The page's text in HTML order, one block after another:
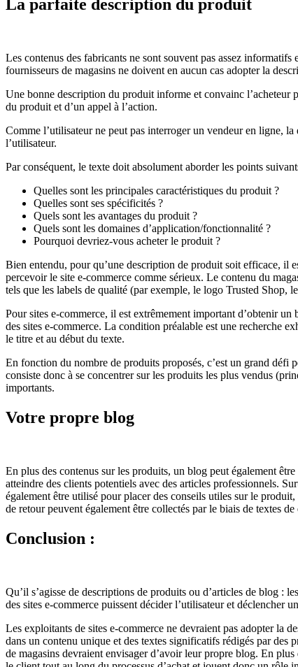
La parfaite description du produit
Les contenus des fabricants ne sont souvent pas assez
fournisseurs de magasins ne doivent en aucun cas adopter la
Une bonne description du produit informe et convainc l’acheteur
du produit et d’un appel à l’action.
Comme l’utilisateur ne peut pas interroger un vendeur en ligne,
l’utilisateur.
Par conséquent, le texte doit absolument aborder les points
Quelles sont les principales caractéristiques du produit ?
Quelles sont ses spécificités ?
Quels sont les avantages du produit ?
Quels sont les domaines d’application/fonctionnalité ?
Pourquoi devriez-vous acheter le produit ?
Bien entendu, pour qu’une description de produit soit efficace, il
percevoir le site e-commerce comme sérieux. Le contenu du
tels que les labels de qualité (par exemple, le logo Trusted Shop,
Pour sites e-commerce, il est extrêmement important d’obtenir
des sites e-commerce. La condition préalable est une recherche
le titre et au début du texte.
En fonction du nombre de produits proposés, c’est un grand défi
consiste donc à se concentrer sur les produits les plus vendus
importants.
Votre propre blog
En plus des contenus sur les produits, un blog peut également
atteindre des clients potentiels avec des articles professionnels.
également être utilisé pour placer des conseils utiles sur le
de retour peuvent également être collectés par le biais de textes de
Conclusion :
Qu’il s’agisse de descriptions de produits ou d’articles de blog :
des sites e-commerce puissent décider l’utilisateur et déclencher
Les exploitants de sites e-commerce ne devraient pas adopter la
dans un contenu unique et des textes significatifs rédigés par des
de magasins devraient envisager d’avoir leur propre blog. En